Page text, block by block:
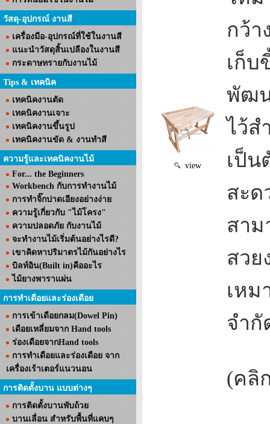
วัสดุ-อุปกรณ์ งานสี
เครื่องมือ-อุปกรณ์ที่ใช้ในงานสี
แนะนำวัสดุสิ้นเปลืองในงานสี
กระดาษทรายกับงานไม้
Tips & เทคนิค
เทคนิคงานตัด
เทคนิคงานเจาะ
เทคนิคงานขึ้นรูป
เทคนิคงานขัด & งานทำสี
ความรู้และเทคนิคงานไม้
For... the Beginners
Workbench กับการทำงานไม้
การทำจิ๊กปาดเอียงอย่างง่าย
ความรู้เกี่ยวกับ "ไม้โครง"
ความปลอดภัย กับงานไม้
จะทำงานไม้เริ่มต้นอย่างไรดี?
เขาคิดหาปริมาตรไม้กันอย่างไร
บิลท์อิน(Built in)คืออะไร
ไม้ยางพาราแผ่น
การทำเดือยและร่องเดือย
การเข้าเดือยกลม(Dowel Pin)
เดือยเหลี่ยมจาก Hand tools
ร่องเดือยจากHand tools
การทำเดือยและร่องเดือย จาก
เครื่องเร้าเตอร์แนวนอน
การติดตั้งบาน แบบต่างๆ
การติดตั้งบานพับถ้วย
บานเลื่อน สำหรับพื้นที่แคบๆ
view
กว้า
เก็บ
พัฒน
ไว้ส
เป็น
สะด
สาม
สวย
เหม
จำกั
(คลิ